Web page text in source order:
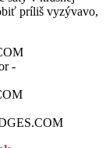
príliš vyzývavo,
-